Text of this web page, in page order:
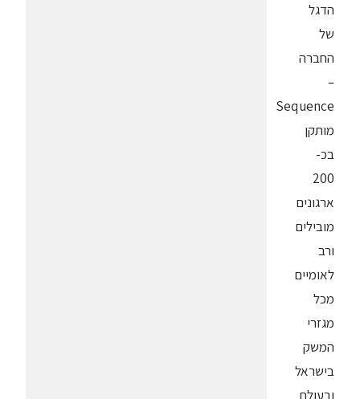
הדגל
של
החברה
–
Sequence
מותקן
בכ-
200
ארגונים
מובילים
ורב
לאומיים
מכל
מגזרי
המשק
בישראל
ובעולם